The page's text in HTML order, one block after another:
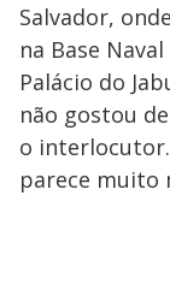
Salvador,
na Base
Palácio do
não gostou
o
parece muito